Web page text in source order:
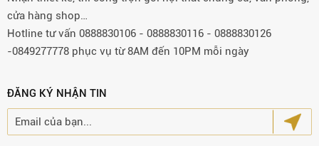
cửa hàng shop…
Hotline tư vấn 0888830106 - 0888830116 - 0888830126
-0849277778 phục vụ từ 8AM đến 10PM mỗi ngày
ĐĂNG KÝ NHẬN TIN